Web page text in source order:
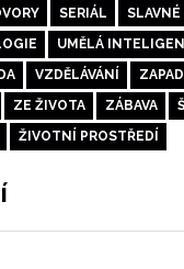
SERIÁL
UMĚLÁ
VZDĚLÁVÁNÍ
ZE ŽIVOTA ZÁBAVA
ŽIVOTNÍ PROSTŘEDÍ